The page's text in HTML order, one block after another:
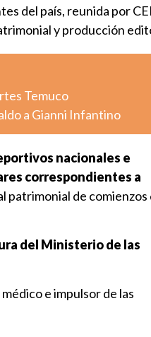
del país, reunida por
y producción
Temuco
a Gianni Infantino
nacionales e
correspondientes a
patrimonial de comienzos
del Ministerio de las
e impulsor de las